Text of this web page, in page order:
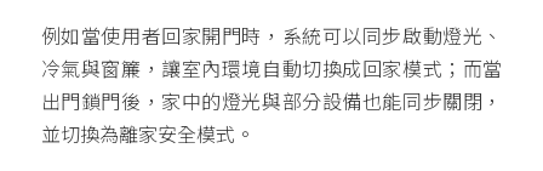
例如當使用者回家開門時，系統可以同步啟動燈光、
冷氣與窗簾，讓室內環境自動切換成回家模式；而當
出門鎖門後，家中的燈光與部分設備也能同步關閉，
並切換為離家安全模式。